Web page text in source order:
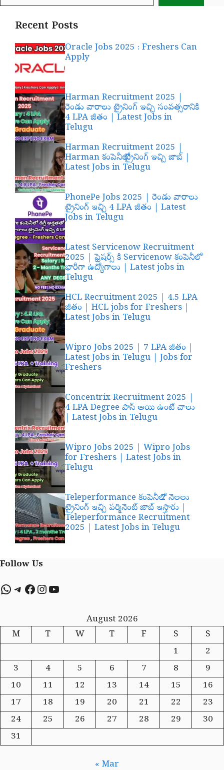
Recent Posts
Oracle Jobs 2025 : Freshers Can
Apply
Harman Recruitment 2025 |
రెండు వారాలు ట్రైనింగ్ ఇచ్చి సంవత్సరానికి
4 LPA జీతం | Latest Jobs in
Telugu
Harman Recruitment 2025 |
Harman కంపెనీలో ట్రైనింగ్ ఇచ్చి జాబ్ |
Latest Jobs in Telugu
PhonePe Jobs 2025 | రెండు వారాలు
ట్రైనింగ్ ఇచ్చి 4 LPA జీతం | Latest
Jobs in Telugu
Latest Servicenow Recruitment
2025 | ఫ్రెషర్స్ కి Servicenow కంపెనీలో
భారీగా ఉద్యోగాలు | Latest jobs in
Telugu
HCL Recruitment 2025 | 4.5 LPA
జీతం | HCL jobs for Freshers |
Latest Jobs in Telugu
Wipro Jobs 2025 | 7 LPA జీతం |
Latest Jobs in Telugu | Jobs for
Freshers
Concentrix Recruitment 2025 |
4 LPA Degree పాస్ అయి ఉంటే చాలు
| Latest Jobs in Telugu
Wipro Jobs 2025 | Wipro Jobs
for Freshers | Latest Jobs in
Telugu
Teleperformance కంపెనీలో 2 నెలలు
ట్రైనింగ్ ఇచ్చి పర్మినెంట్ జాబ్ ఇస్తారు |
Teleperformance Recruitment
2025 | Latest Jobs in Telugu
Follow Us
WhatsApp
Telegram
Facebook
Instagram
YouTube
August 2026
M
T W T F S
S
1
2
3
4 5 6 7 8
9
10
11 12 13 14 15
16
17
18 19 20 21 22
23
24
25 26 27 28 29
30
31
« Mar